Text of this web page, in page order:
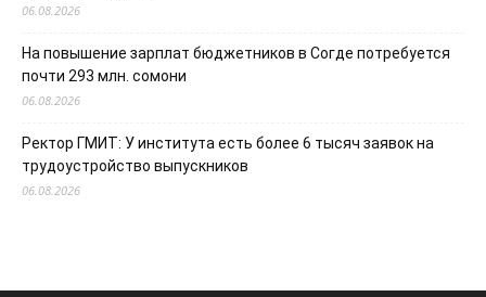
06.08.2026
На повышение зарплат бюджетников в Согде потребуется
почти 293 млн. сомони
06.08.2026
Ректор ГМИТ: У института есть более 6 тысяч заявок на
трудоустройство выпускников
06.08.2026